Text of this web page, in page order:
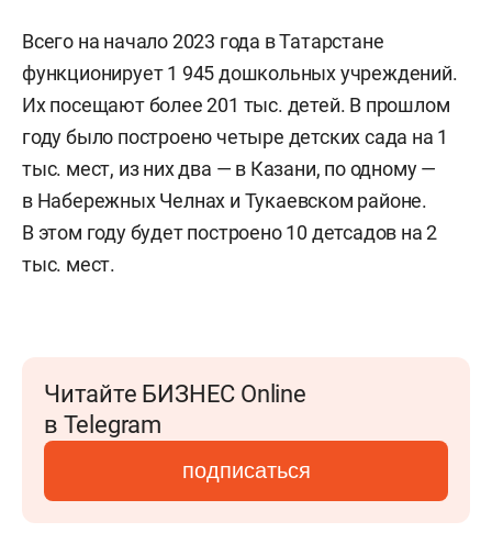
Всего на начало 2023 года в Татарстане
функционирует 1 945 дошкольных учреждений.
Их посещают более 201 тыс. детей. В прошлом
году было построено четыре детских сада на 1
тыс. мест, из них два — в Казани, по одному —
в Набережных Челнах и Тукаевском районе.
В этом году будет построено 10 детсадов на 2
тыс. мест.
Читайте БИЗНЕС Online
в Telegram
подписаться